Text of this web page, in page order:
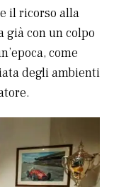
il ricorso alla
già con un colpo
come
degli ambienti